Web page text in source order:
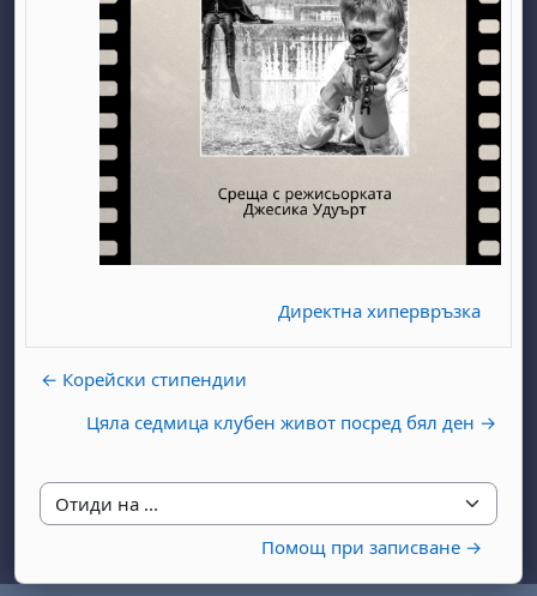
Директна хипервръзка
← Корейски стипендии
Цяла седмица клубен живот посред бял ден →
Отиди на ...
Помощ при записване →
август
август
15 август
неделя, 16 август
август
август
22 август
неделя, 23 август